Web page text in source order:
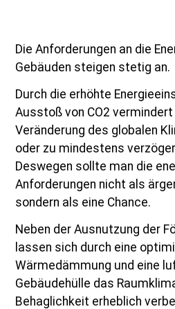
Die Anforderungen an die
Gebäuden steigen stetig an.
Durch die erhöhte
Ausstoß von CO2
Veränderung des globalen
oder zu mindestens
Deswegen sollte man die
Anforderungen nicht als
sondern als eine Chance.
Neben der Ausnutzung der
lassen sich durch eine
Wärmedämmung und eine
Gebäudehülle das
Behaglichkeit erheblich